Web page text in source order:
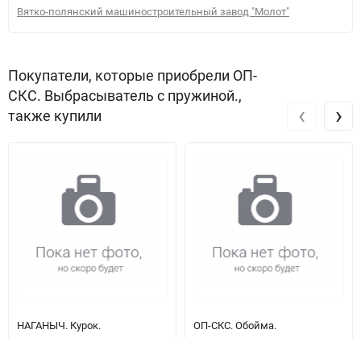
Вятко-полянский машиностроительный завод "Молот"
Покупатели, которые приобрели ОП-
СКС. Выбрасыватель с пружиной.,
также купили
НАГАНЫЧ. Курок. ОП-СКС. Обойма.
‹ ›